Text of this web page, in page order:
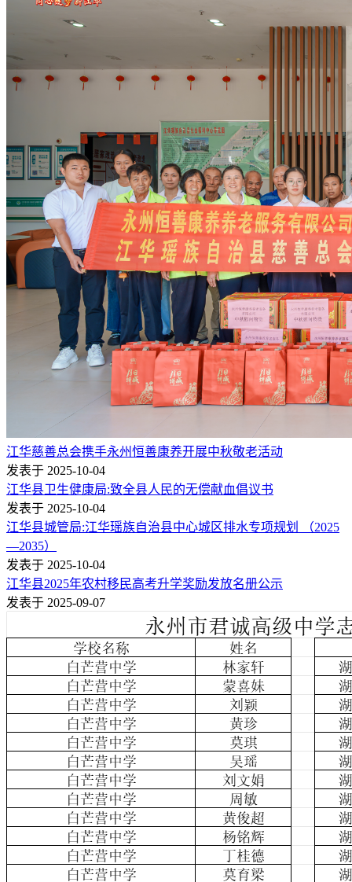
江华慈善总会携手永州恒善康养开展中秋敬老活动
发表于 2025-10-04
江华县卫生健康局:致全县人民的无偿献血倡议书
发表于 2025-10-04
江华县城管局:江华瑶族自治县中心城区排水专项规划 （2025
—2035）
发表于 2025-10-04
江华县2025年农村移民高考升学奖励发放名册公示
发表于 2025-09-07